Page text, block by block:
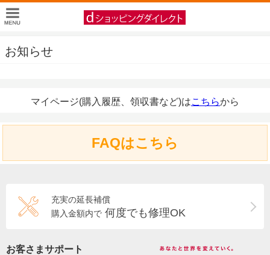
お知らせ
マイページ(購入履歴、領収書など)はこちらから
FAQはこちら
充実の延長補償
購入金額内で 何度でも修理OK
お客さまサポート